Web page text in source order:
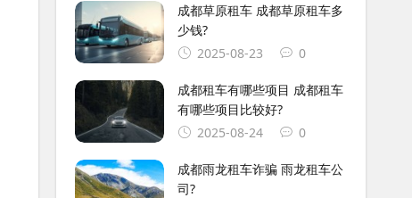
成都草原租车 成都草原租车多
少钱?
2025-08-23
0
成都租车有哪些项目 成都租车
有哪些项目比较好?
2025-08-24
0
成都雨龙租车诈骗 雨龙租车公
司?